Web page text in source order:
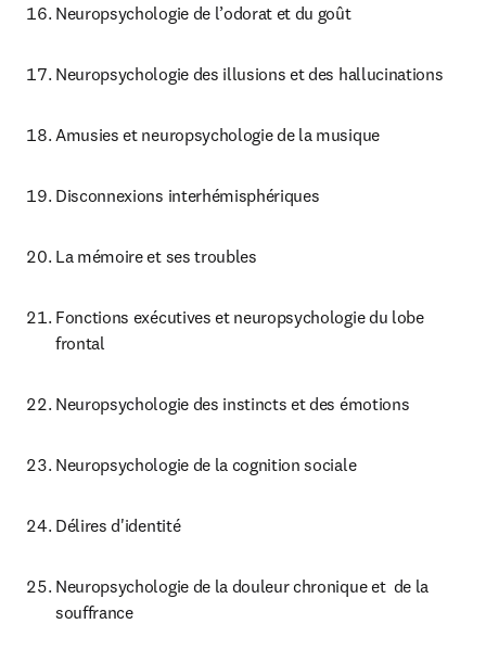
Neuropsychologie de l’odorat et du goût
Neuropsychologie des illusions et des hallucinations
Amusies et neuropsychologie de la musique
Disconnexions interhémisphériques
La mémoire et ses troubles
Fonctions exécutives et neuropsychologie du lobe
frontal
Neuropsychologie des instincts et des émotions
Neuropsychologie de la cognition sociale
Délires d'identité
Neuropsychologie de la douleur chronique et  de la
souffrance